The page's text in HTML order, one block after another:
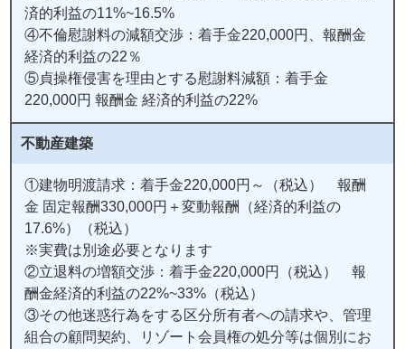
済的利益の11%~16.5%
④不倫慰謝料の減額交渉：着手金220,000円、報酬金
経済的利益の22％
⑤貞操権侵害を理由とする慰謝料減額：着手金
220,000円 報酬金 経済的利益の22%
不動産建築
①建物明渡請求：着手金220,000円～（税込） 報酬
金 固定報酬330,000円＋変動報酬（経済的利益の
17.6%）（税込）
※実費は別途必要となります
②立退料の増額交渉：着手金220,000円（税込） 報
酬金経済的利益の22%~33%（税込）
③その他迷惑行為をする区分所有者への請求や、管理
組合の顧問契約、リゾート会員権の処分等は個別にお